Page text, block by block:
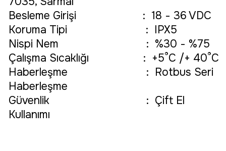
Besleme Girişi
: 18 - 36 VDC
Koruma Tipi
: IPX5
Nispi Nem
: %30 - %75
Çalışma Sıcaklığı
: +5°C /+ 40°C
Haberleşme
: Rotbus Seri
Haberleşme
Güvenlik
: Çift El
Kullanımı